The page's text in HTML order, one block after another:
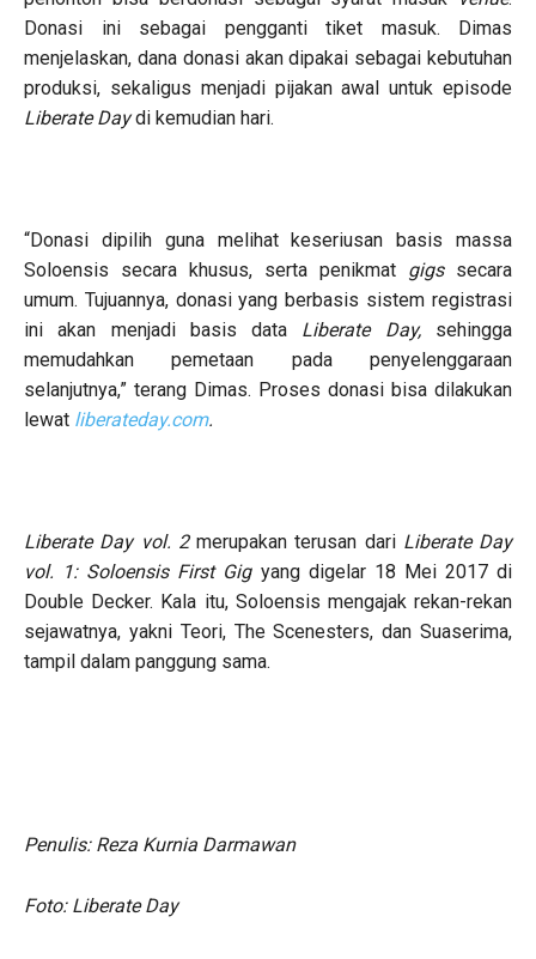
Donasi ini sebagai pengganti tiket masuk. Dimas
menjelaskan, dana donasi akan dipakai sebagai kebutuhan
produksi, sekaligus menjadi pijakan awal untuk episode
Liberate Daydi kemudian hari.
“Donasi dipilih guna melihat keseriusan basis massa
Soloensis secara khusus, serta penikmat gigs secara
umum. Tujuannya, donasi yang berbasis sistem registrasi
ini akan menjadi basis data Liberate Day, sehingga
memudahkan pemetaan pada penyelenggaraan
selanjutnya,” terang Dimas. Proses donasi bisa dilakukan
lewat liberateday.com.
Liberate Day vol. 2 merupakan terusan dari Liberate Day
vol. 1: Soloensis First Gig yang digelar 18 Mei 2017 di
Double Decker. Kala itu, Soloensis mengajak rekan-rekan
sejawatnya, yakni Teori, The Scenesters, dan Suaserima,
tampil dalam panggung sama.
Penulis: Reza Kurnia Darmawan
Foto: Liberate Day